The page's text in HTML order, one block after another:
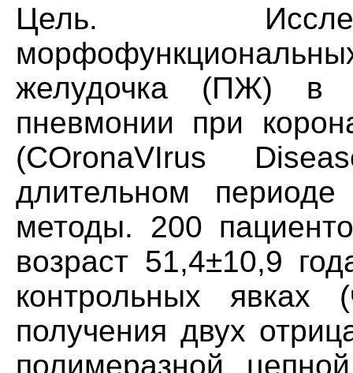
Цель.
желудочка (ПЖ) в
пневмонии при
(COronaVIrus
длительном
методы. 200
возраст 51,4±10,9
контрольных
получения двух
полимеразной